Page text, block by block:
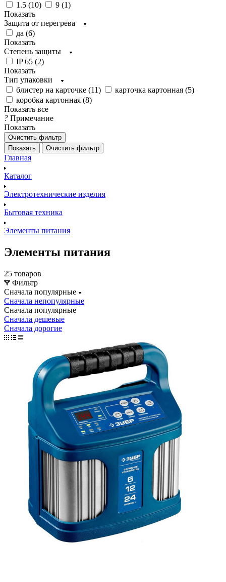
1.5 (10) 9 (1)
Показать
Защита от перегрева
да (6)
Показать
Степень защиты
IP 65 (2)
Показать
Тип упаковки
блистер на карточке (11) карточка картонная (5)
коробка картонная (8)
Показать все
? Примечание
Показать
Очистить фильтр
Показать
Очистить фильтр
Главная
Каталог
Электротехнические изделия
Бытовая техника
Элементы питания
Элементы питания
25 товаров
Фильтр
Сначала популярные
Сначала непопулярные
Сначала популярные
Сначала дешевые
Сначала дорогие